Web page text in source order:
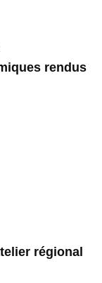
rendus
régional